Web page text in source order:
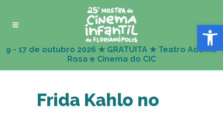
Abrir
Frida Kahlo no